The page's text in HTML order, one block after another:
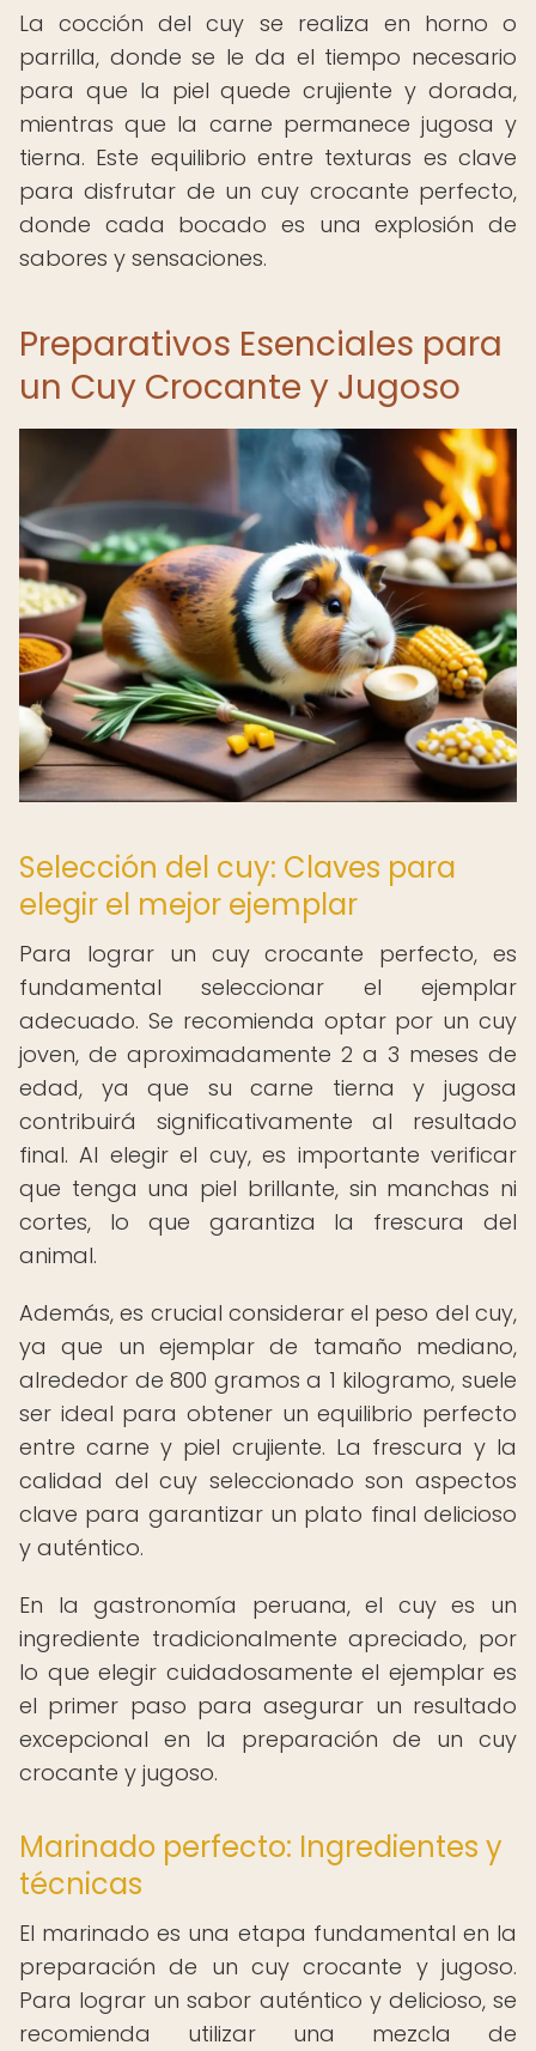
La cocción del cuy se realiza en horno o
parrilla, donde se le da el tiempo necesario
para que la piel quede crujiente y dorada,
mientras que la carne permanece jugosa y
tierna. Este equilibrio entre texturas es clave
para disfrutar de un cuy crocante perfecto,
donde cada bocado es una explosión de
sabores y sensaciones.
Preparativos Esenciales para
un Cuy Crocante y Jugoso
Selección del cuy: Claves para
elegir el mejor ejemplar
Para lograr un cuy crocante perfecto, es
fundamental seleccionar el ejemplar
adecuado. Se recomienda optar por un cuy
joven, de aproximadamente 2 a 3 meses de
edad, ya que su carne tierna y jugosa
contribuirá significativamente al resultado
final. Al elegir el cuy, es importante verificar
que tenga una piel brillante, sin manchas ni
cortes, lo que garantiza la frescura del
animal.
Además, es crucial considerar el peso del cuy,
ya que un ejemplar de tamaño mediano,
alrededor de 800 gramos a 1 kilogramo, suele
ser ideal para obtener un equilibrio perfecto
entre carne y piel crujiente. La frescura y la
calidad del cuy seleccionado son aspectos
clave para garantizar un plato final delicioso
y auténtico.
En la gastronomía peruana, el cuy es un
ingrediente tradicionalmente apreciado, por
lo que elegir cuidadosamente el ejemplar es
el primer paso para asegurar un resultado
excepcional en la preparación de un cuy
crocante y jugoso.
Marinado perfecto: Ingredientes y
técnicas
El marinado es una etapa fundamental en la
preparación de un cuy crocante y jugoso.
Para lograr un sabor auténtico y delicioso, se
recomienda utilizar una mezcla de